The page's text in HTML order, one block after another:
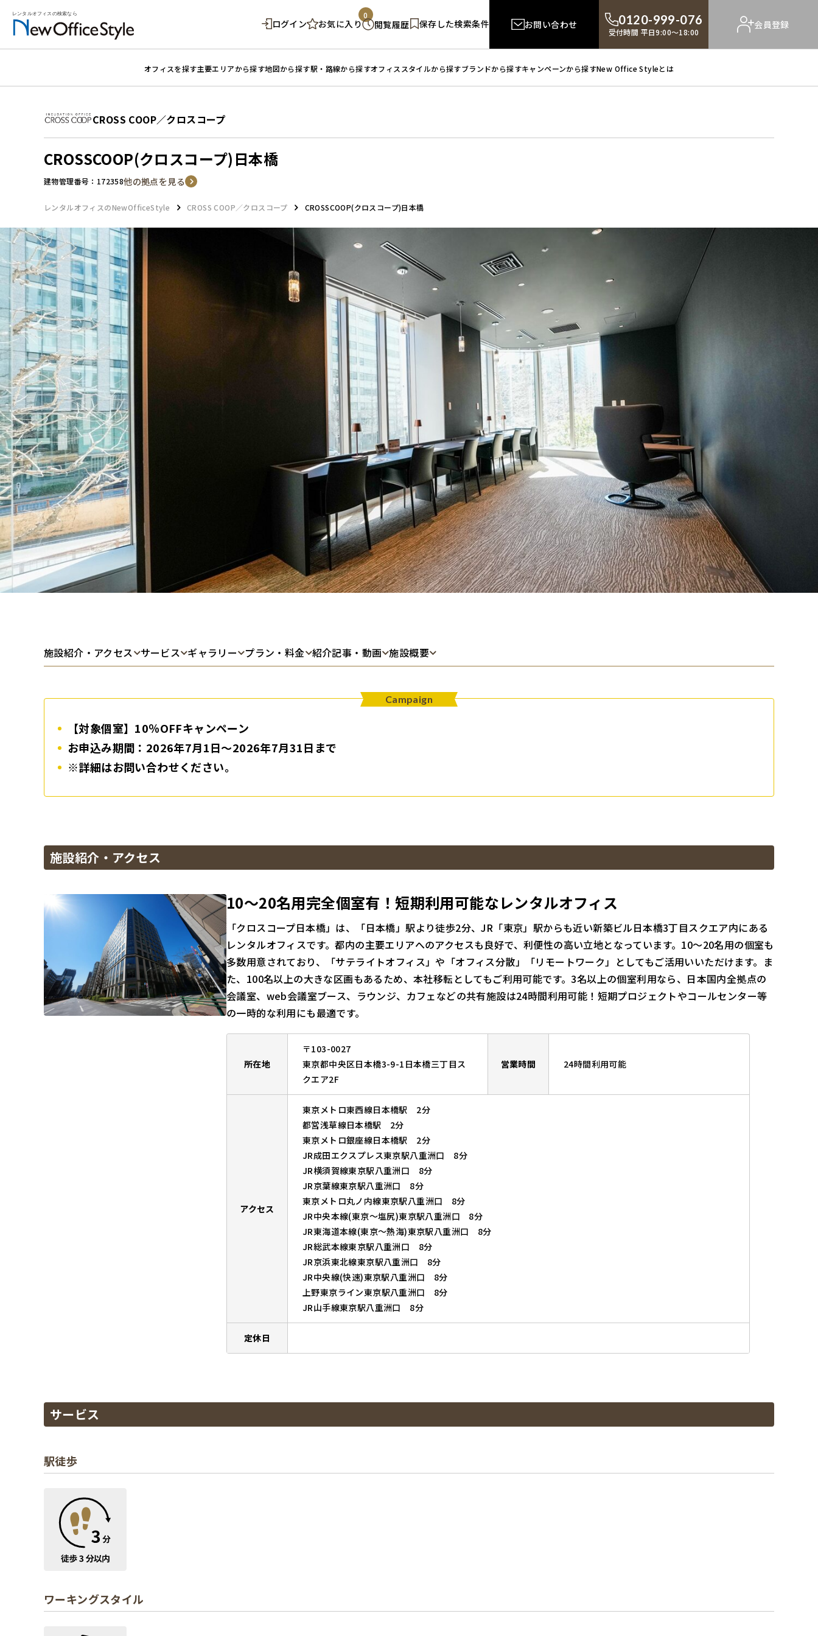
ログイン お気に入り
0
閲覧履歴 保存した検索条件 お問い合わせ 0120-999-076
受付時間 平日9:00～18:00
会員登録
オフィスを探す主要エリアから探す地図から探す駅・路線から探すオフィススタイルから探すブランドから探すキャンペーンから探すNew Office Styleとは
CROSS COOP／クロスコープ
CROSSCOOP(クロスコープ)日本橋
建物管理番号：172358他の拠点を見る
レンタルオフィスのNewOfficeStyle CROSS COOP／クロスコープ CROSSCOOP(クロスコープ)日本橋
施設紹介・アクセス サービス ギャラリー プラン・料金 紹介記事・動画 施設概要
Campaign
【対象個室】10％OFFキャンペーン
お申込み期間：2026年7月1日～2026年7月31日まで
※詳細はお問い合わせください。
施設紹介・アクセス
10～20名用完全個室有！短期利用可能なレンタルオフィス
「クロスコープ日本橋」は、「日本橋」駅より徒歩2分、JR「東京」駅からも近い新築ビル日本橋3丁目スクエア内にある
レンタルオフィスです。都内の主要エリアへのアクセスも良好で、利便性の高い立地となっています。10～20名用の個室も
多数用意されており、「サテライトオフィス」や「オフィス分散」「リモートワーク」としてもご活用いいただけます。ま
た、100名以上の大きな区画もあるため、本社移転としてもご利用可能です。3名以上の個室利用なら、日本国内全拠点の
会議室、web会議室ブース、ラウンジ、カフェなどの共有施設は24時間利用可能！短期プロジェクトやコールセンター等
の一時的な利用にも最適です。
所在地
〒103-0027
東京都中央区日本橋3-9-1日本橋三丁目ス
クエア2F
営業時間 24時間利用可能
アクセス
東京メトロ東西線日本橋駅 2分
都営浅草線日本橋駅 2分
東京メトロ銀座線日本橋駅 2分
JR成田エクスプレス東京駅八重洲口 8分
JR横須賀線東京駅八重洲口 8分
JR京葉線東京駅八重洲口 8分
東京メトロ丸ノ内線東京駅八重洲口 8分
JR中央本線(東京～塩尻)東京駅八重洲口 8分
JR東海道本線(東京～熱海)東京駅八重洲口 8分
JR総武本線東京駅八重洲口 8分
JR京浜東北線東京駅八重洲口 8分
JR中央線(快速)東京駅八重洲口 8分
上野東京ライン東京駅八重洲口 8分
JR山手線東京駅八重洲口 8分
定休日
サービス
駅徒歩
ワーキングスタイル